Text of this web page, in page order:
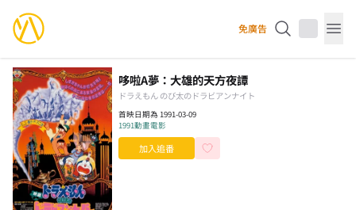
YourAnimes 你的動畫 免廣告
哆啦A夢：大雄的天方夜譚
ドラえもん のび太のドラビアンナイト
首映日期為 1991-03-09
1991動畫電影
加入追番